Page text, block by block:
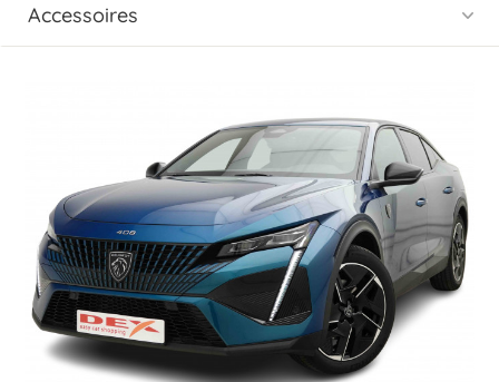
Accessoires